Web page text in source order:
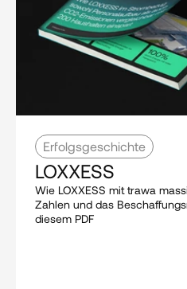
Erfolgsgeschichte
LOXXESS
Wie LOXXESS mit trawa
Zahlen und das
diesem PDF